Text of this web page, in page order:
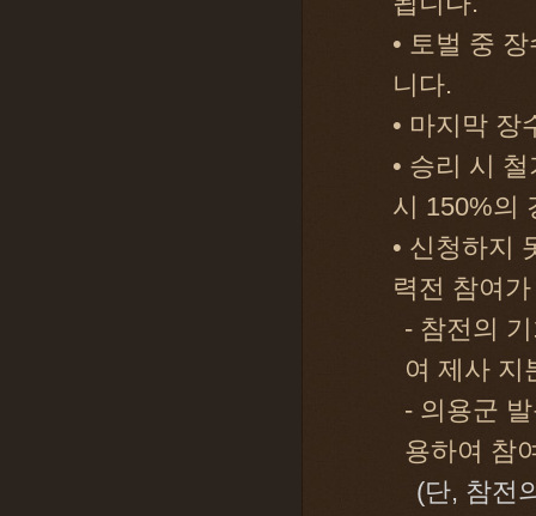
• 토벌 중
니다.
• 마지막 장
• 승리 시
시 150%의
• 신청하지
력전 참여
- 참전의
여 제사 지
- 의용군
용하여 참
(단, 참전